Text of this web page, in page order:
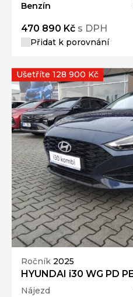
Benzín
470 890 Kč s DPH
Přidat k porovnání
Ročník 2025
HYUNDAI i30 WG PD
Nájezd
Ušetříte 128 900 Kč